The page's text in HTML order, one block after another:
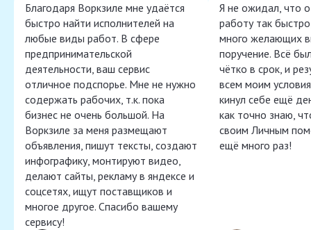
Благодаря Воркзиле мне удаётся
быстро найти исполнителей на
любые виды работ. В сфере
предпринимательской
деятельности, ваш сервис
отличное подспорье. Мне не нужно
содержать рабочих, т.к. пока
бизнес не очень большой. На
Воркзиле за меня размещают
объявления, пишут тексты, создают
инфографику, монтируют видео,
делают сайты, рекламу в яндексе и
соцсетях, ищут поставщиков и
многое другое. Спасибо вашему
сервису!
Я не ожидал, что
работу так
много желающих
поручение. Всё
чётко в срок, и
всем моим
кинул себе ещё
как точно знаю,
своим Личным
ещё много раз!